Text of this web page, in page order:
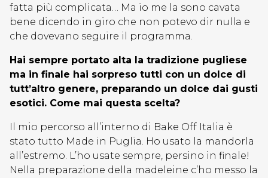
fatta più complicata… Ma io me la sono cavata
bene dicendo in giro che non potevo dir nulla e
che dovevano seguire il programma.
Hai sempre portato alta la tradizione pugliese
ma in finale hai sorpreso tutti con un dolce di
tutt’altro genere, preparando un dolce dai gusti
esotici. Come mai questa scelta?
Il mio percorso all’interno di Bake Off Italia è
stato tutto Made in Puglia. Ho usato la mandorla
all’estremo. L’ho usate sempre, persino in finale!
Nella preparazione della madeleine c’ho messo la